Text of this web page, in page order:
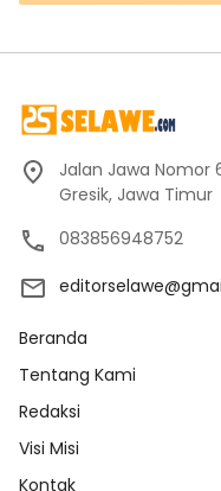
Jalan Jawa Nomor
Gresik, Jawa Timur
083856948752
Beranda
Tentang Kami
Redaksi
Visi Misi
Kontak